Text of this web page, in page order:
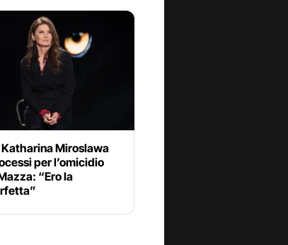
Miroslawa
per l’omicidio
“Ero la